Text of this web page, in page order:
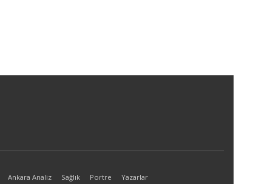
Ankara Analiz Sağlık Portre Yazarlar